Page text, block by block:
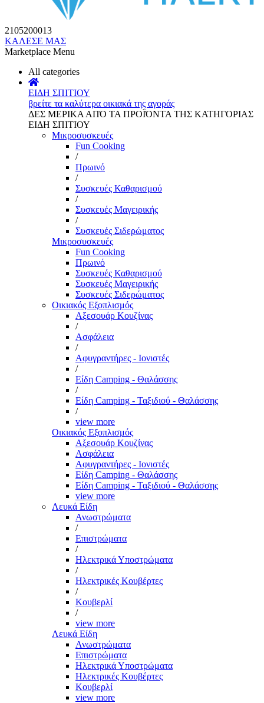
2105200013
ΚΑΛΕΣΕ ΜΑΣ
Marketplace Menu
All categories
ΕΙΔΗ ΣΠΙΤΙΟΥ
βρείτε τα καλύτερα οικιακά της αγοράς
ΔΕΣ ΜΕΡΙΚΑ ΑΠΌ ΤΑ ΠΡΟΪΌΝΤΑ ΤΗΣ ΚΑΤΗΓΟΡΙΑΣ
ΕΙΔΗ ΣΠΙΤΙΟΥ
Μικροσυσκευές
Fun Cooking
/
Πρωινό
/
Συσκευές Καθαρισμού
/
Συσκευές Μαγειρικής
/
Συσκευές Σιδερώματος
Μικροσυσκευές
Fun Cooking
Πρωινό
Συσκευές Καθαρισμού
Συσκευές Μαγειρικής
Συσκευές Σιδερώματος
Οικιακός Εξοπλισμός
Αξεσουάρ Κουζίνας
/
Ασφάλεια
/
Αφυγραντήρες - Ιονιστές
/
Είδη Camping - Θαλάσσης
/
Είδη Camping - Ταξιδιού - Θαλάσσης
/
view more
Οικιακός Εξοπλισμός
Αξεσουάρ Κουζίνας
Ασφάλεια
Αφυγραντήρες - Ιονιστές
Είδη Camping - Θαλάσσης
Είδη Camping - Ταξιδιού - Θαλάσσης
view more
Λευκά Είδη
Ανωστρώματα
/
Επιστρώματα
/
Ηλεκτρικά Υποστρώματα
/
Ηλεκτρικές Κουβέρτες
/
Κουβερλί
/
view more
Λευκά Είδη
Ανωστρώματα
Επιστρώματα
Ηλεκτρικά Υποστρώματα
Ηλεκτρικές Κουβέρτες
Κουβερλί
view more